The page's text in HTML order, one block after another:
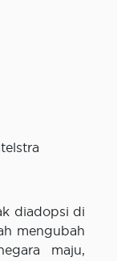
diadopsi di
mengubah
maju,